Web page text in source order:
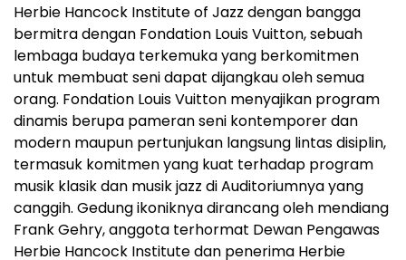
Herbie Hancock Institute of Jazz dengan bangga
bermitra dengan Fondation Louis Vuitton, sebuah
lembaga budaya terkemuka yang berkomitmen
untuk membuat seni dapat dijangkau oleh semua
orang. Fondation Louis Vuitton menyajikan program
dinamis berupa pameran seni kontemporer dan
modern maupun pertunjukan langsung lintas disiplin,
termasuk komitmen yang kuat terhadap program
musik klasik dan musik jazz di Auditoriumnya yang
canggih. Gedung ikoniknya dirancang oleh mendiang
Frank Gehry, anggota terhormat Dewan Pengawas
Herbie Hancock Institute dan penerima Herbie